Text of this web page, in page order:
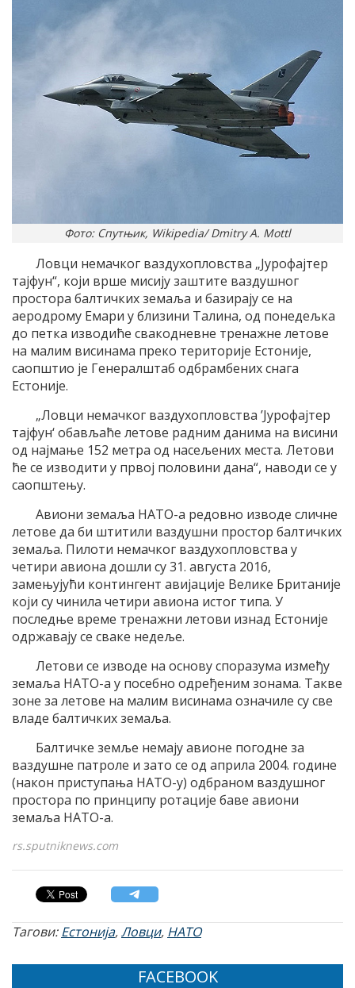
Фото: Спутњик, Wikipedia/ Dmitry A. Mottl
Ловци немачког ваздухопловства „Јурофајтер
тајфун“, који врше мисију заштите ваздушног
простора балтичких земаља и базирају се на
аеродрому Емари у близини Талина, од понедељка
до петка изводиће свакодневне тренажне летове
на малим висинама преко територије Естоније,
саопштио је Генералштаб одбрамбених снага
Естоније.
„Ловци немачког ваздухопловства ’Јурофајтер
тајфун‘ обављаће летове радним данима на висини
од најмање 152 метра од насељених места. Летови
ће се изводити у првој половини дана“, наводи се у
саопштењу.
Авиони земаља НАТО-а редовно изводе сличне
летове да би штитили ваздушни простор балтичких
земаља. Пилоти немачког ваздухопловства у
четири авиона дошли су 31. августа 2016,
замењујући контингент авијације Велике Британије
који су чинила четири авиона истог типа. У
последње време тренажни летови изнад Естоније
одржавају се сваке недеље.
Летови се изводе на основу споразума између
земаља НАТО-а у посебно одређеним зонама. Такве
зоне за летове на малим висинама означиле су све
владе балтичких земаља.
Балтичке земље немају авионе погодне за
ваздушне патроле и зато се од априла 2004. године
(након приступања НАТО-у) одбраном ваздушног
простора по принципу ротације баве авиони
земаља НАТО-а.
rs.sputniknews.com
Тагови:Естонија,Ловци, НАТО
FACEBOOK